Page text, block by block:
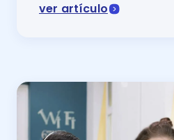
ver artículo